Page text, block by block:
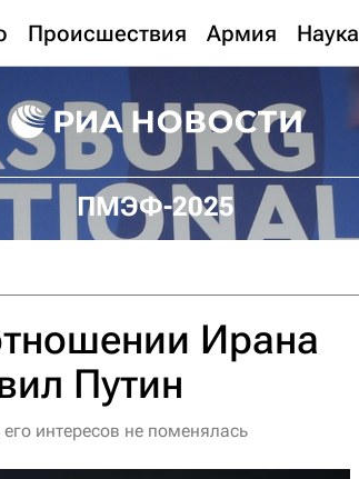
Происшествия Армия Наука
ПМЭФ-2025
Ирана
Путин
интересов не поменялась